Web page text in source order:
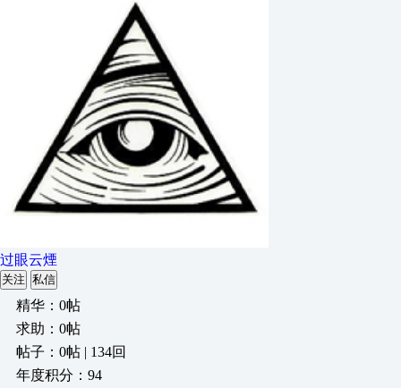
过眼云煙
关注 私信
精华：0帖
求助：0帖
帖子：0帖 | 134回
年度积分：94